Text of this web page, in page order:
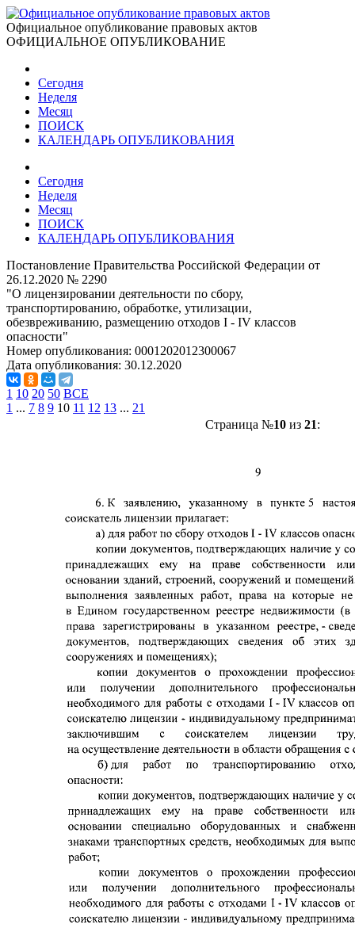
Официальное опубликование правовых актов
ОФИЦИАЛЬНОЕ ОПУБЛИКОВАНИЕ
Сегодня
Неделя
Месяц
ПОИСК
КАЛЕНДАРЬ ОПУБЛИКОВАНИЯ
Сегодня
Неделя
Месяц
ПОИСК
КАЛЕНДАРЬ ОПУБЛИКОВАНИЯ
Постановление Правительства Российской Федерации от
26.12.2020 № 2290
"О лицензировании деятельности по сбору,
транспортированию, обработке, утилизации,
обезвреживанию, размещению отходов I - IV классов
опасности"
Номер опубликования: 0001202012300067
Дата опубликования: 30.12.2020
1 10 20 50 ВСЕ
1 ... 7 8 9 10 11 12 13 ... 21
Страница №10из 21: